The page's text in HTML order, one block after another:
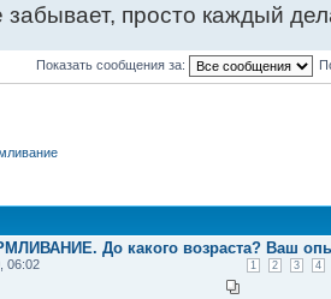
забывает, просто каждый
Показать сообщения за:
До какого возраста? Ваш
1 2 3 4
06:02